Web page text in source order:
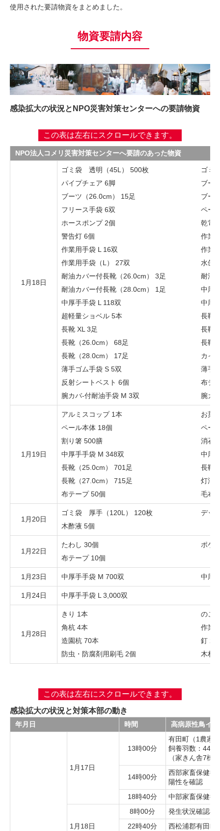
使用された要請物資をまとめました。
物資要請内容
感染拡大の状況とNPO災害対策センターへの要請物資
NPO法人コメリ災害対策センターへ要請のあった物資
1月18日
ゴミ袋 透明（45L） 500枚
ゴミ
パイプチェア 6脚
ブー
ブーツ（26.0cm） 15足
ブー
フリース手袋 6双
ペー
ホースポンプ 2個
乾電
警告灯 6個
作業
作業用手袋 L 16双
作業
作業用手袋（L） 27双
水缶
耐油カバー付長靴（26.0cm） 3足
耐油
耐油カバー付長靴（28.0cm） 1足
中厚
中厚手手袋 L 118双
中厚
超軽量ショベル 5本
長靴
長靴 XL 3足
長靴
長靴（26.0cm） 68足
長靴
長靴（28.0cm） 17足
カイ
薄手ゴム手袋 S 5双
薄手
反射シートベスト 6個
布テ
腕カバ-付耐油手袋 M 3双
腕カ
1月19日
アルミスコップ 1本
お菓
ペール本体 18個
ペー
割り箸 500膳
消石
中厚手手袋 M 348双
中厚
長靴（25.0cm） 701足
長靴
長靴（27.0cm） 715足
灯油
布テープ 50個
毛布
1月20日
ゴミ袋 厚手（120L） 120枚
デッ
木酢液 5個
1月22日
たわし 30個
ポケ
布テープ 10個
1月23日 中厚手手袋 M 700双 中厚
1月24日 中厚手手袋 L 3,000双
1月28日
きり 1本
のこ
角杭 4本
作業
造園杭 70本
釘 2個
防虫・防腐剤用刷毛 2個
木材
感染拡大の状況と対策本部の動き
年月日 時間 高病原性鳥イ
1月17日
13時00分
有田町（1農家2
飼養羽数：
（家きん舎7棟
14時00分
西部家畜保健衛
陽性を確認
18時40分
中部家畜保健衛
1月18日
8時00分
発生状況確認検
22時40分
西松浦郡有田町